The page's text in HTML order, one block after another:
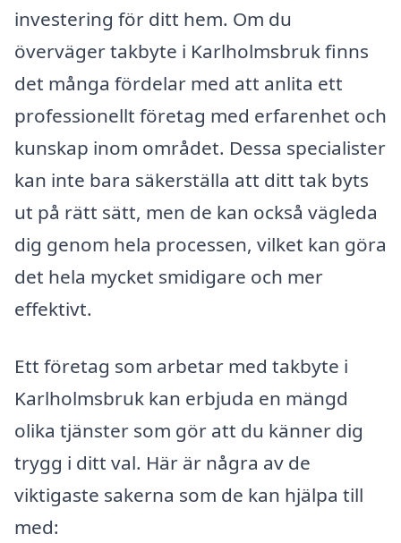
investering för ditt hem. Om du
överväger takbyte i Karlholmsbruk finns
det många fördelar med att anlita ett
professionellt företag med erfarenhet och
kunskap inom området. Dessa specialister
kan inte bara säkerställa att ditt tak byts
ut på rätt sätt, men de kan också vägleda
dig genom hela processen, vilket kan göra
det hela mycket smidigare och mer
effektivt.
Ett företag som arbetar med takbyte i
Karlholmsbruk kan erbjuda en mängd
olika tjänster som gör att du känner dig
trygg i ditt val. Här är några av de
viktigaste sakerna som de kan hjälpa till
med: